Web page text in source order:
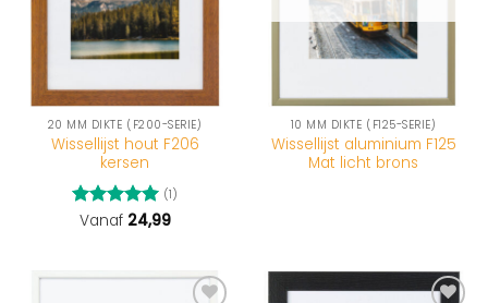
20 MM DIKTE (F200-SERIE)
Wissellijst hout F206
kersen
Gewaardeerd
(1)
Vanaf 24,99
10 MM DIKTE (F125-SERIE)
Wissellijst aluminium F125
Mat licht brons